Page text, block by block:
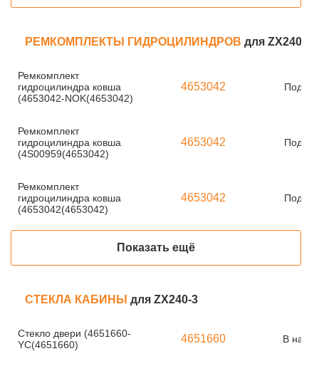
РЕМКОМПЛЕКТЫ ГИДРОЦИЛИНДРОВ для ZX240-3
Ремкомплект
гидроцилиндра ковша
(4653042-NOK(4653042)
4653042 Под
Ремкомплект
гидроцилиндра ковша
(4S00959(4653042)
4653042 Под
Ремкомплект
гидроцилиндра ковша
(4653042(4653042)
4653042 Под
Показать ещё
СТЕКЛА КАБИНЫ для ZX240-3
Стекло двери (4651660-
YC(4651660)
4651660 В